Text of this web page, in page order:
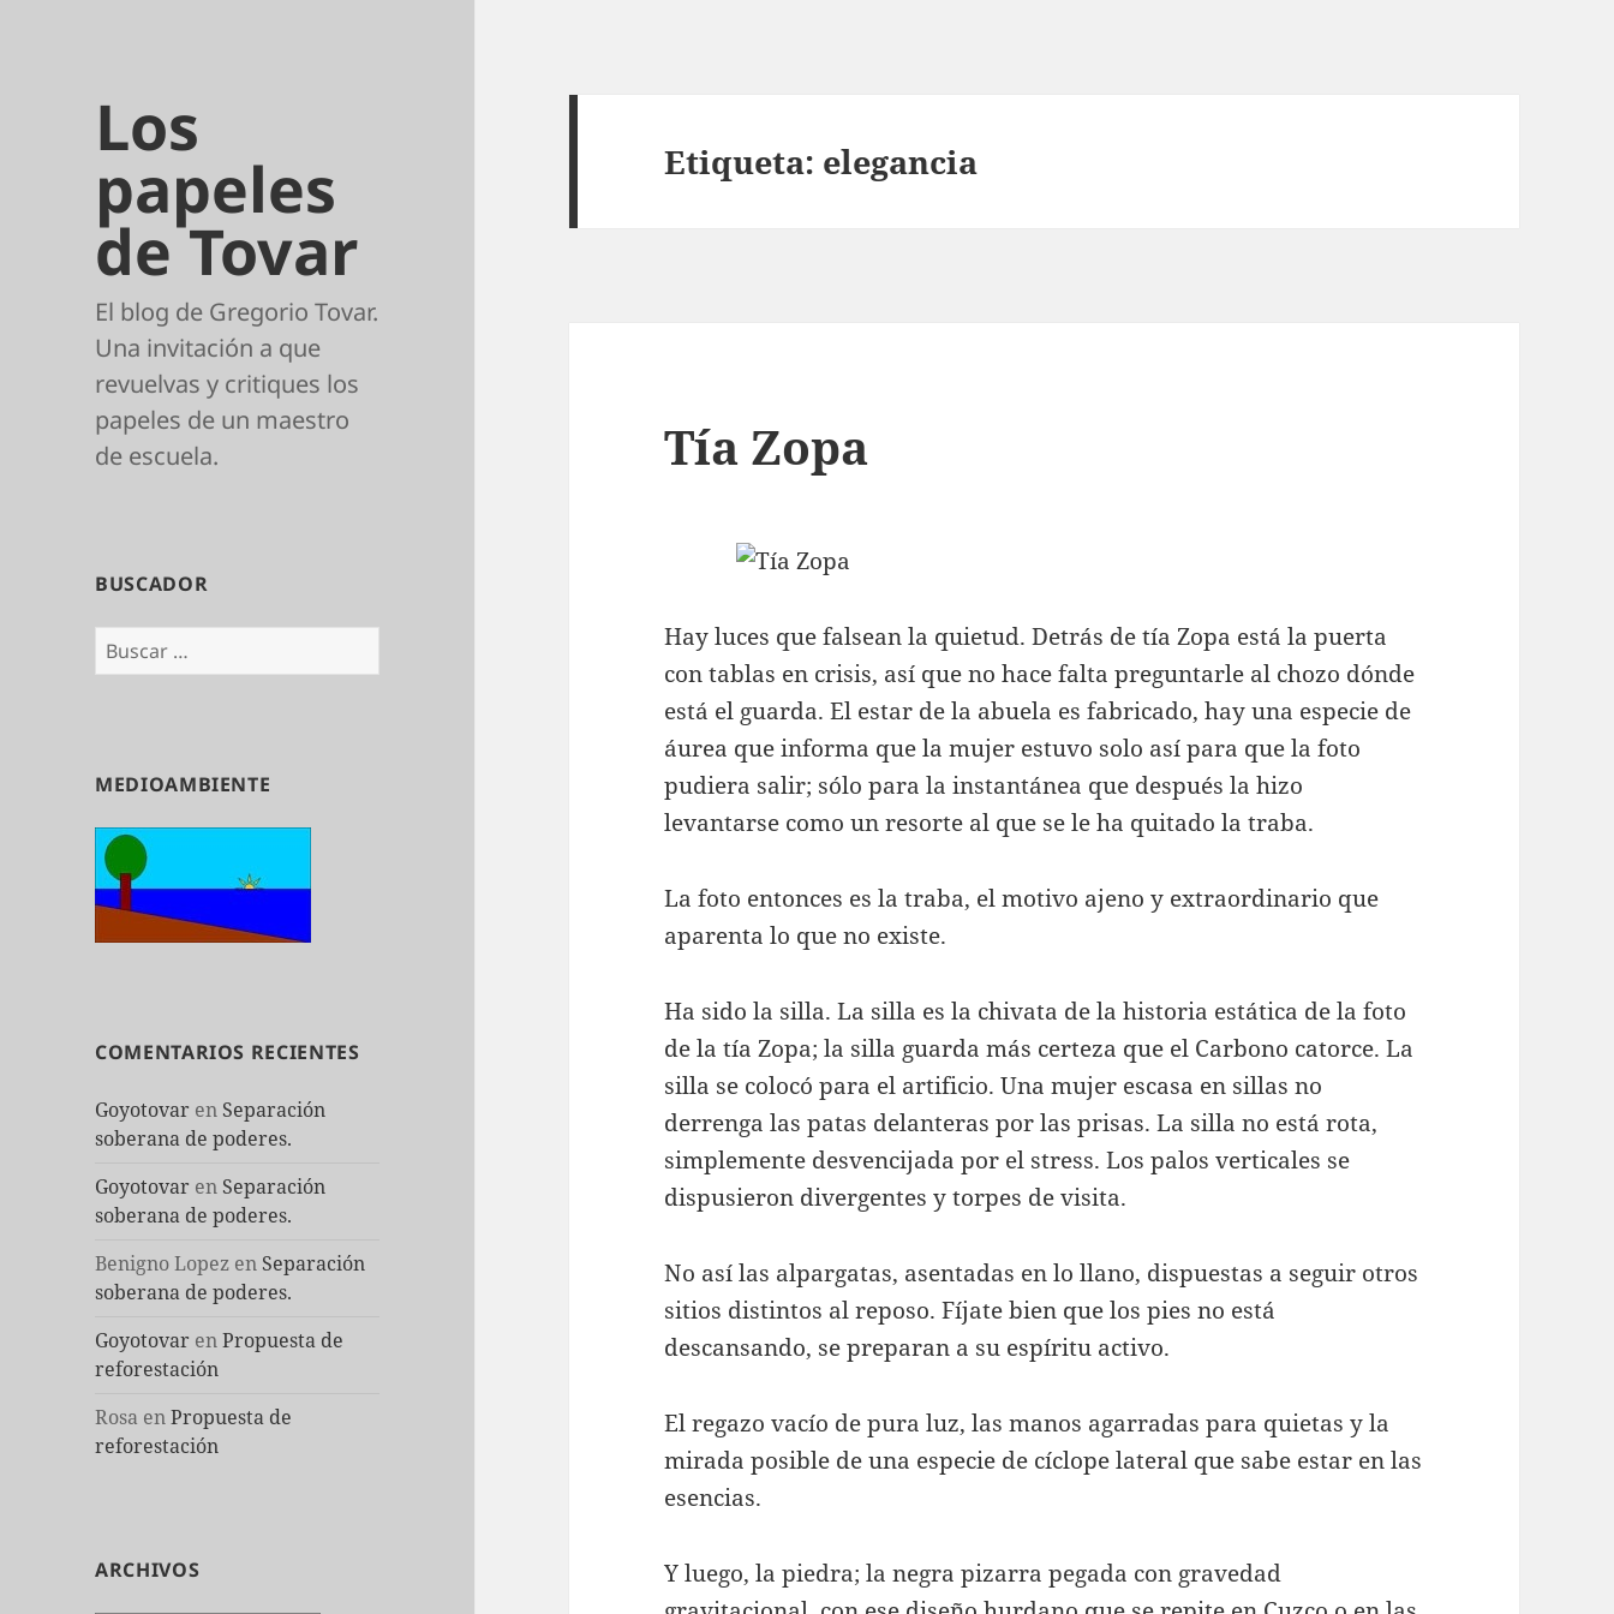
Los
papeles
de Tovar
El blog de Gregorio Tovar.
Una invitación a que
revuelvas y critiques los
papeles de un maestro
de escuela.
BUSCADOR
Buscar:
MEDIOAMBIENTE
COMENTARIOS RECIENTES
Goyotovar en Separación
soberana de poderes.
Goyotovar en Separación
soberana de poderes.
Benigno Lopez en Separación
soberana de poderes.
Goyotovar enPropuesta de
reforestación
Rosa enPropuesta de
reforestación
ARCHIVOS
Etiqueta: elegancia
Tía Zopa
Hay luces que falsean la quietud. Detrás de tía Zopa está la puerta
con tablas en crisis, así que no hace falta preguntarle al chozo dónde
está el guarda. El estar de la abuela es fabricado, hay una especie de
áurea que informa que la mujer estuvo solo así para que la foto
pudiera salir; sólo para la instantánea que después la hizo
levantarse como un resorte al que se le ha quitado la traba.
La foto entonces es la traba, el motivo ajeno y extraordinario que
aparenta lo que no existe.
Ha sido la silla. La silla es la chivata de la historia estática de la foto
de la tía Zopa; la silla guarda más certeza que el Carbono catorce. La
silla se colocó para el artificio. Una mujer escasa en sillas no
derrenga las patas delanteras por las prisas. La silla no está rota,
simplemente desvencijada por el stress. Los palos verticales se
dispusieron divergentes y torpes de visita.
No así las alpargatas, asentadas en lo llano, dispuestas a seguir otros
sitios distintos al reposo. Fíjate bien que los pies no está
descansando, se preparan a su espíritu activo.
El regazo vacío de pura luz, las manos agarradas para quietas y la
mirada posible de una especie de cíclope lateral que sabe estar en las
esencias.
Y luego, la piedra; la negra pizarra pegada con gravedad